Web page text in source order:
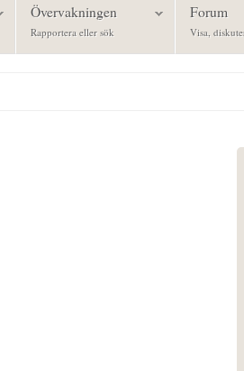
Övervakningen
Rapportera eller sök
Forum
Visa,